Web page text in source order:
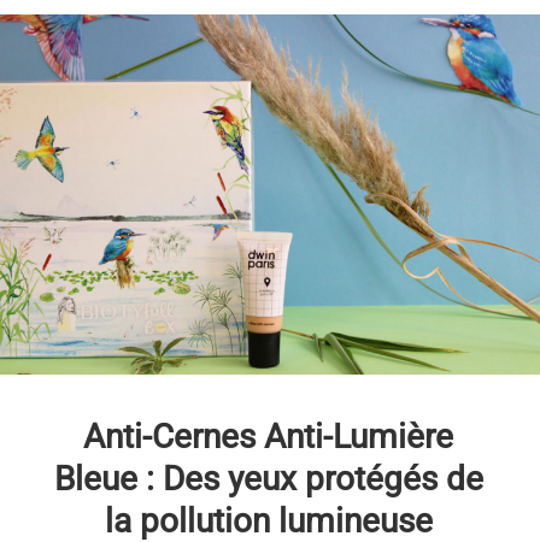
Anti-Cernes Anti-Lumière
Bleue : Des yeux protégés de
la pollution lumineuse